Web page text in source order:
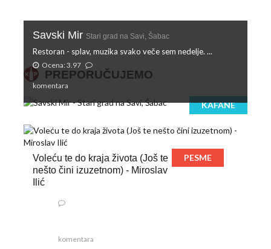
PREPORUČUJEMO
KAFANE
Savski Mir Stari grad na Savi, Šabac
Restoran - splav, muzika svako veče sem nedelje. ...
Ocena: 3.97
komentara
Voleću te do kraja života (Još te
nešto čini izuzetnom) - Miroslav
Ilić
PESME
komentara